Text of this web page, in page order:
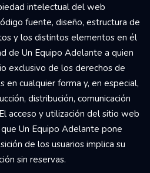
intelectual del web
fuente, diseño, estructura de
y los distintos elementos en él
de Un Equipo Adelante a quien
exclusivo de los derechos de
en cualquier forma y, en especial,
distribución, comunicación
acceso y utilización del sitio web
Un Equipo Adelante pone
de los usuarios implica su
sin reservas.